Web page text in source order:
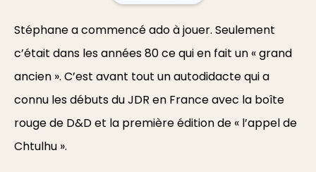
Stéphane a commencé ado à jouer. Seulement
c’était dans les années 80 ce qui en fait un « grand
ancien ». C’est avant tout un autodidacte qui a
connu les débuts du JDR en France avec la boîte
rouge de D&D et la première édition de « l’appel de
Chtulhu ».